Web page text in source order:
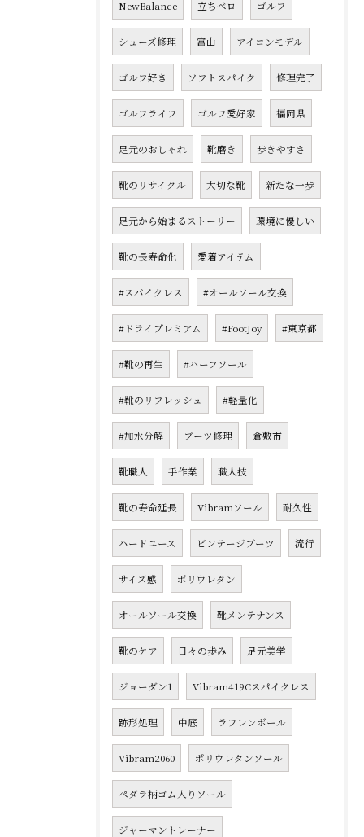
NewBalance 立ちベロ ゴルフ
シューズ修理 富山 アイコンモデル
ゴルフ好き ソフトスパイク 修理完了
ゴルフライフ ゴルフ愛好家 福岡県
足元のおしゃれ 靴磨き 歩きやすさ
靴のリサイクル 大切な靴 新たな一歩
足元から始まるストーリー 環境に優しい
靴の長寿命化 愛着アイテム
#スパイクレス #オールソール交換
#ドライプレミアム #FootJoy #東京都
#靴の再生 #ハーフソール
#靴のリフレッシュ #軽量化
#加水分解 ブーツ修理 倉敷市
靴職人 手作業 職人技
靴の寿命延長 Vibramソール 耐久性
ハードユース ビンテージブーツ 流行
サイズ感 ポリウレタン
オールソール交換 靴メンテナンス
靴のケア 日々の歩み 足元美学
ジョーダン1 Vibram419Cスパイクレス
跡形処理 中底 ラフレンボール
Vibram2060 ポリウレタンソール
ペダラ柄ゴム入りソール
ジャーマントレーナー